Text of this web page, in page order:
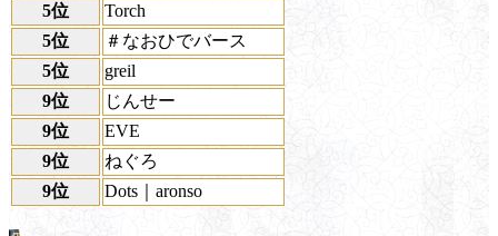
5位
Torch
5位
＃なおひでバース
5位
greil
9位
じんせー
9位
EVE
9位
ねぐろ
9位
Dots｜aronso